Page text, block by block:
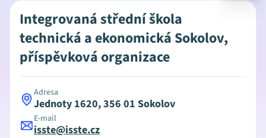
Integrovaná střední škola
technická a ekonomická Sokolov,
příspěvková organizace
Adresa
Jednoty 1620, 356 01 Sokolov
E-mail
isste@isste.cz